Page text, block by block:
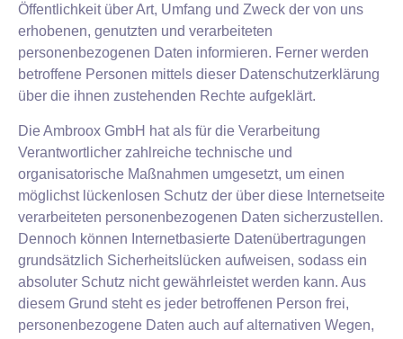
Öffentlichkeit über Art, Umfang und Zweck der von uns
erhobenen, genutzten und verarbeiteten
personenbezogenen Daten informieren. Ferner werden
betroffene Personen mittels dieser Datenschutzerklärung
über die ihnen zustehenden Rechte aufgeklärt.
Die Ambroox GmbH hat als für die Verarbeitung
Verantwortlicher zahlreiche technische und
organisatorische Maßnahmen umgesetzt, um einen
möglichst lückenlosen Schutz der über diese Internetseite
verarbeiteten personenbezogenen Daten sicherzustellen.
Dennoch können Internetbasierte Datenübertragungen
grundsätzlich Sicherheitslücken aufweisen, sodass ein
absoluter Schutz nicht gewährleistet werden kann. Aus
diesem Grund steht es jeder betroffenen Person frei,
personenbezogene Daten auch auf alternativen Wegen,